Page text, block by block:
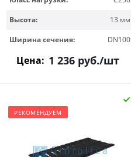
Высота:
13 мм
Ширина сечения:
DN100
Цена: 1 236 руб./шт
РЕКОМЕНДУЕМ